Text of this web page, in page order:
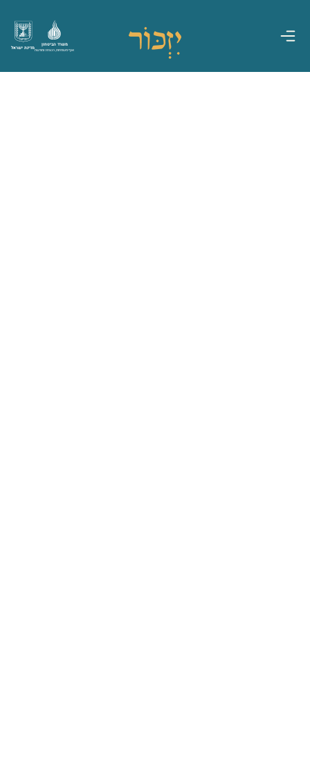
מדינת ישראל
משרד הביטחון
אגף משפחות, הנצחה ומורשת